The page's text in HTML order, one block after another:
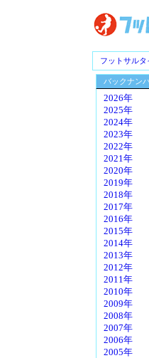
フットサル
バックナン
2026年
2025年
2024年
2023年
2022年
2021年
2020年
2019年
2018年
2017年
2016年
2015年
2014年
2013年
2012年
2011年
2010年
2009年
2008年
2007年
2006年
2005年